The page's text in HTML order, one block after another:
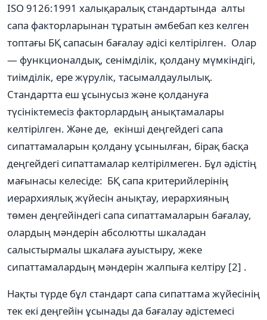
ISO 9126:1991 халықаралық стандартында алты
сапа факторларынан тұратын әмбебап кез келген
топтағы БҚ сапасын бағалау әдісі келтірілген. Олар
— функционалдық, сенімділік, қолдану мүмкіндігі,
тиімділік, ере жүрулік, тасымалдаулылық.
Стандартта еш ұсынусыз және қолдануға
түсініктемесіз факторлардың анықтамалары
келтірілген. Және де, екінші деңгейдегі сапа
сипаттамаларын қолдану ұсынылған, бірақ басқа
деңгейдегі сипаттамалар келтірілмеген. Бұл әдістің
мағынасы келесіде: БҚ сапа критерийлерінің
иерархиялық жүйесін анықтау, иерархияның
төмен деңгейіндегі сапа сипаттамаларын бағалау,
олардың мәндерін абсолютты шкаладан
салыстырмалы шкалаға ауыстыру, жеке
сипаттамалардың мәндерін жалпыға келтіру [2] .
Нақты түрде бұл стандарт сапа сипаттама жүйесінің
тек екі деңгейін ұсынады да бағалау әдістемесі